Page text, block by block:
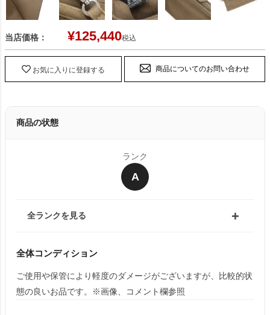
当店価格： ¥125,440税込
お気に入りに登録する 商品についてのお問い合わせ
商品の状態
ランク
A
全ランクを見る
全体コンディション
ご使用や保管により軽度のダメージがございますが、比較的状
態の良いお品です。※画像、コメント欄参照